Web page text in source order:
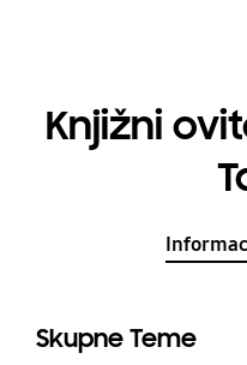
Knjižni
Skupne Teme